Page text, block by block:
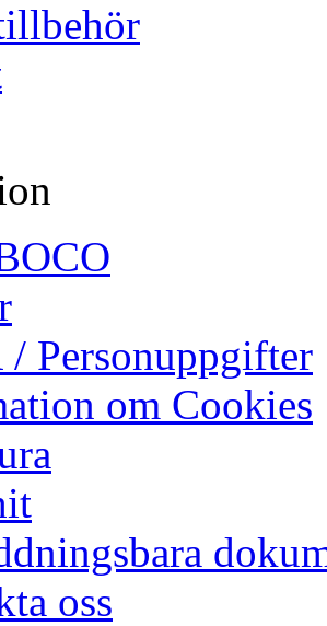
/ Personuppgifter
om Cookies
oss